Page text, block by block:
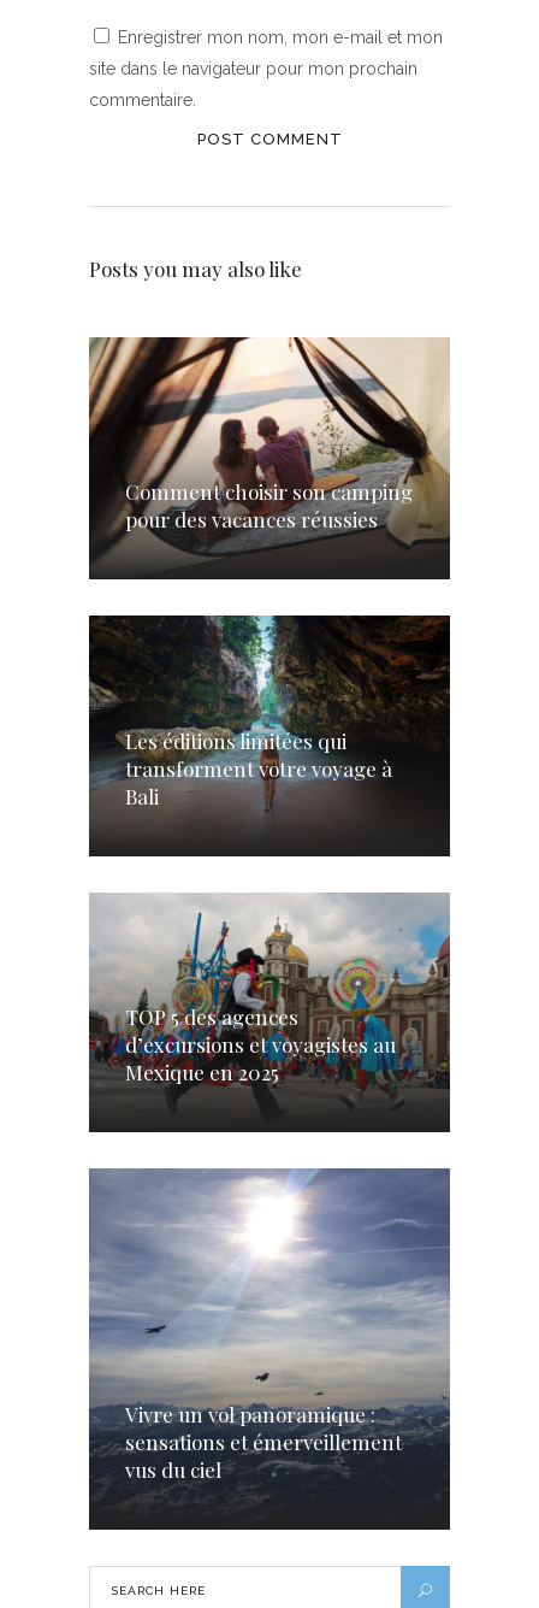
Enregistrer mon nom, mon e-mail et mon
site dans le navigateur pour mon prochain
commentaire.
Posts you may also like
Comment choisir son camping
pour des vacances réussies
Les éditions limitées qui
transforment votre voyage à
Bali
TOP 5 des agences
d’excursions et voyagistes au
Mexique en 2025
Vivre un vol panoramique :
sensations et émerveillement
vus du ciel